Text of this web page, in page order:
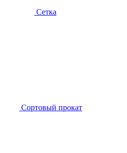
Сетка
Сортовый прокат